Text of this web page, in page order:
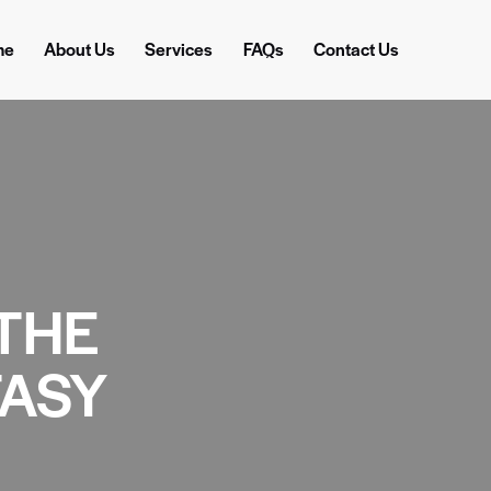
About Us Services FAQs Contact Us